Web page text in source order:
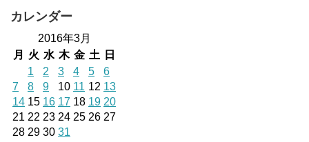
カレンダー
2016年3月
月
火 水 木 金 土
日
1
2 3 4 5
6
7
8 9 10 11 12 13
14 15 16 17 18 19 20
21 22 23 24 25 26 27
28 29 30 31